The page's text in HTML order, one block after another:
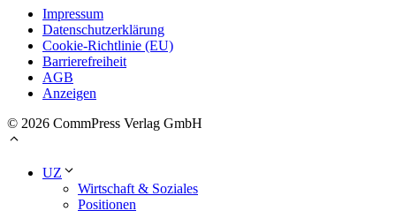
Impressum
Datenschutzerklärung
Cookie-Richtlinie (EU)
Barrierefreiheit
AGB
Anzeigen
© 2026 CommPress Verlag GmbH
UZ
Wirtschaft & Soziales
Positionen